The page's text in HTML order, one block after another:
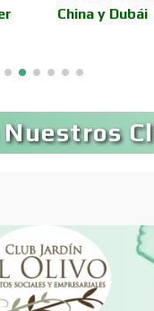
China y Dubái
Nuestros